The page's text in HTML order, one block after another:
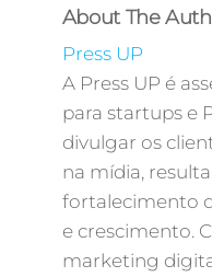
About The
Press UP
A Press UP é
para startups e
divulgar os
na mídia,
fortalecimento
e crescimento.
marketing